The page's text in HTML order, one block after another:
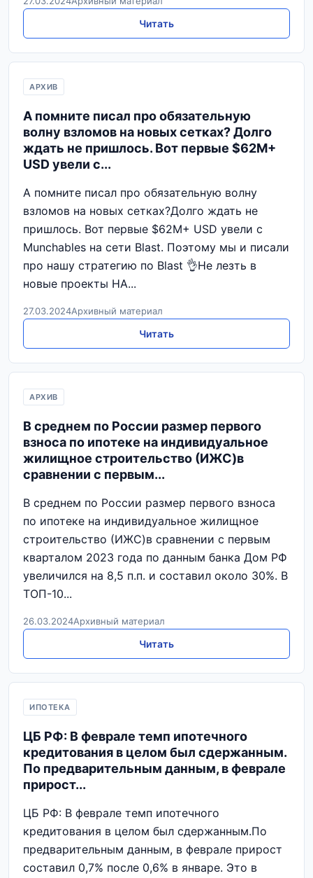
Читать
АРХИВ
А помните писал про обязательную
волну взломов на новых сетках? Долго
ждать не пришлось. Вот первые $62M+
USD увели с...
А помните писал про обязательную волну
взломов на новых сетках?Долго ждать не
пришлось. Вот первые $62M+ USD увели с
Munchables на сети Blast. Поэтому мы и писали
про нашу стратегию по Blast 👌Не лезть в
новые проекты НА...
27.03.2024Архивный материал
Читать
АРХИВ
В среднем по России размер первого
взноса по ипотеке на индивидуальное
жилищное строительство (ИЖС)в
сравнении с первым...
В среднем по России размер первого взноса
по ипотеке на индивидуальное жилищное
строительство (ИЖС)в сравнении с первым
кварталом 2023 года по данным банка Дом РФ
увеличился на 8,5 п.п. и составил около 30%. В
ТОП-10...
26.03.2024Архивный материал
Читать
ИПОТЕКА
ЦБ РФ: В феврале темп ипотечного
кредитования в целом был сдержанным.
По предварительным данным, в феврале
прирост...
ЦБ РФ: В феврале темп ипотечного
кредитования в целом был сдержанным.По
предварительным данным, в феврале прирост
составил 0,7% после 0,6% в январе. Это в